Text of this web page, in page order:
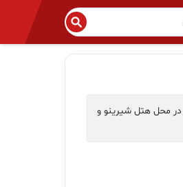
محل هتل شیرینو و